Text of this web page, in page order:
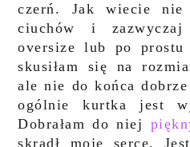
czerń. Jak wiecie nie
ciuchów i
oversize lub po
skusiłam się na
ale nie do końca
ogólnie kurtka jest
Dobrałam do niej
skradł moje serce.